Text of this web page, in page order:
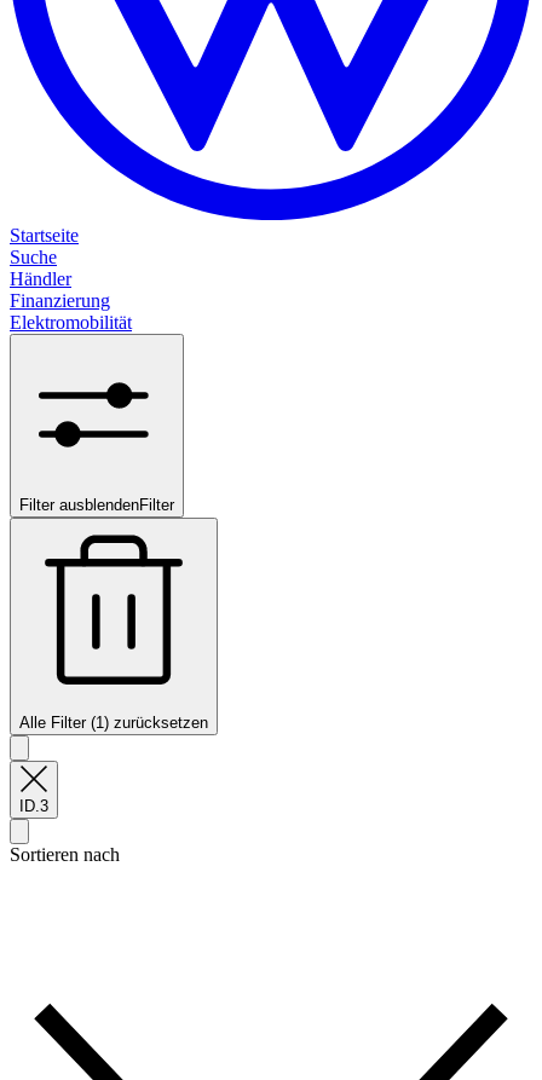
Startseite
Suche
Händler
Finanzierung
Elektromobilität
Filter ausblendenFilter
Alle Filter (1) zurücksetzen
ID.3
Sortieren nach